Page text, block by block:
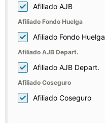
Afiliado AJB
Afiliado Fondo Huelga
Afiliado Fondo Huelga
Afiliado AJB Depart.
Afiliado AJB Depart.
Afiliado Coseguro
Afiliado Coseguro